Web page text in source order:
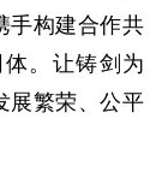
手构建合作共
。让铸剑为
展繁荣、公平